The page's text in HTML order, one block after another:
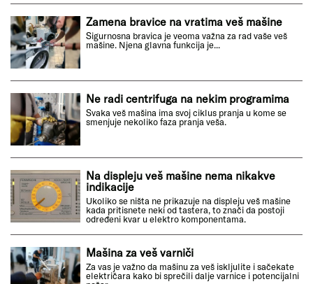
Zamena bravice na vratima veš mašine
Sigurnosna bravica je veoma važna za rad vaše veš
mašine. Njena glavna funkcija je...
Ne radi centrifuga na nekim programima
Svaka veš mašina ima svoj ciklus pranja u kome se
smenjuje nekoliko faza pranja veša.
Na displeju veš mašine nema nikakve
indikacije
Ukoliko se ništa ne prikazuje na displeju veš mašine
kada pritisnete neki od tastera, to znači da postoji
određeni kvar u elektro komponentama.
Mašina za veš varniči
Za vas je važno da mašinu za veš iskljulite i sačekate
električara kako bi sprečili dalje varnice i potencijalni